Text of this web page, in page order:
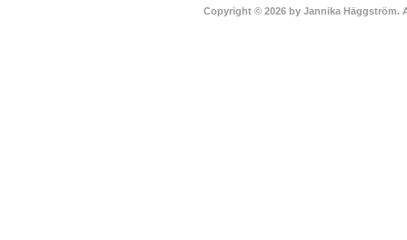
Copyright © 2026 by Jannika Häggström.